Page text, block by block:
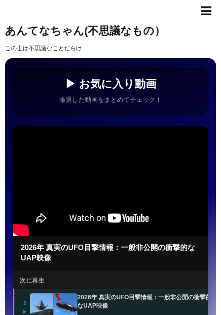
あんてなちゃん(不思議なもの）
この世は不思議なことだらけ
▶ お気に入り動画
厳選した動画をまとめてチェック！
2026年 真実のUFO目撃情報：一般非公開の衝撃的な
UAP映像
次に再生
1
▶
2026年 真実のUFO目撃情報：一般非公開の衝撃的
なUAP映像